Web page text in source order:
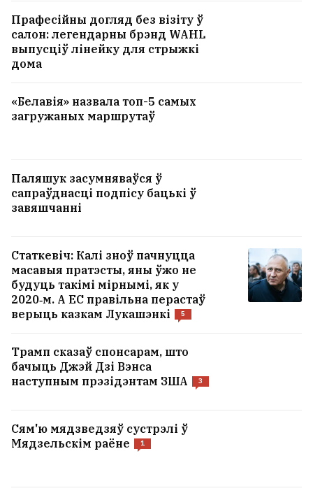
Прафесійны догляд без візіту ў
салон: легендарны брэнд WAHL
выпусціў лінейку для стрыжкі
дома
«Белавія» назвала топ-5 самых
загружаных маршрутаў
Паляшук засумняваўся ў
сапраўднасці подпісу бацькі ў
завяшчанні
Статкевіч: Калі зноў пачнуцца
масавыя пратэсты, яны ўжо не
будуць такімі мірнымі, як у
2020‑м. А ЕС правільна перастаў
верыць казкам Лукашэнкі
5
Трамп сказаў спонсарам, што
бачыць Джэй Дзі Вэнса
наступным прэзідэнтам ЗША
3
Сям'ю мядзведзяў сустрэлі ў
Мядзельскім раёне
1